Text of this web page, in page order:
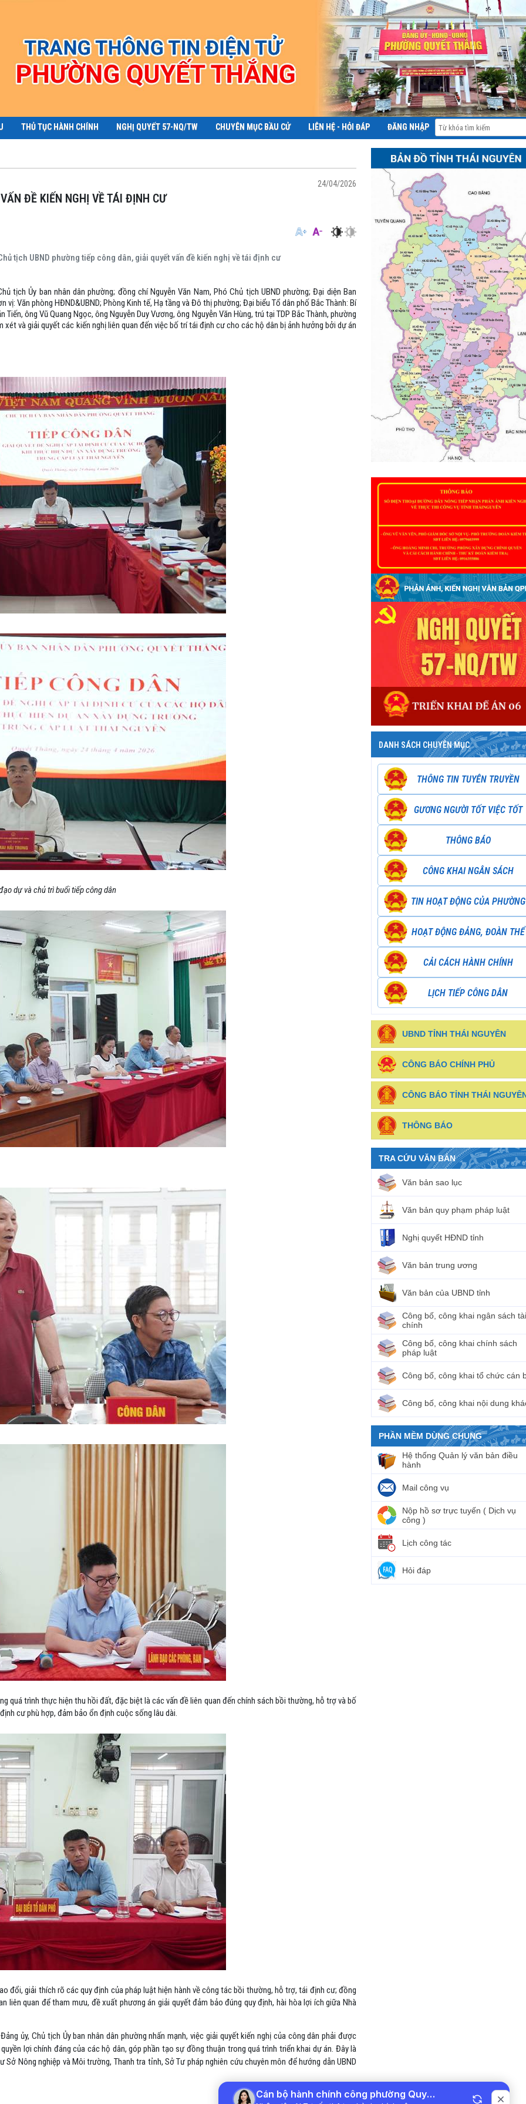
THỦ TỤC HÀNH CHÍNH NGHỊ QUYẾT 57-NQ/TW CHUYÊN MỤC BẦU CỬ LIÊN HỆ - HỎI ĐÁP ĐĂNG NHẬP ĐỀ ÁN 06
24/04/2026
VẤN ĐỀ KIẾN NGHỊ VỀ TÁI ĐỊNH CƯ
tịch UBND phường tiếp công dân, giải quyết vấn đề kiến nghị về tái định cư
tịch Ủy ban nhân dân phường; đồng chí Nguyễn Văn Nam, Phó Chủ tịch UBND phường; Đại diện Ban
Văn phòng HĐND&UBND; Phòng Kinh tế, Hạ tầng và Đô thị phường; Đại biểu Tổ dân phố Bắc Thành: Bí
ông Vũ Quang Ngọc, ông Nguyễn Duy Vương, ông Nguyễn Văn Hùng, trú tại TDP Bắc Thành, phường
và giải quyết các kiến nghị liên quan đến việc bố trí tái định cư cho các hộ dân bị ảnh hưởng bởi dự án
dự và chủ trì buổi tiếp công dân
quá trình thực hiện thu hồi đất, đặc biệt là các vấn đề liên quan đến chính sách bồi thường, hỗ trợ và bố
cư phù hợp, đảm bảo ổn định cuộc sống lâu dài.
đổi, giải thích rõ các quy định của pháp luật hiện hành về công tác bồi thường, hỗ trợ, tái định cư; đồng
quan để tham mưu, đề xuất phương án giải quyết đảm bảo đúng quy định, hài hòa lợi ích giữa Nhà
ủy, Chủ tịch Ủy ban nhân dân phường nhấn mạnh, việc giải quyết kiến nghị của công dân phải được
lợi chính đáng của các hộ dân, góp phần tạo sự đồng thuận trong quá trình triển khai dự án. Đây là
Nông nghiệp và Môi trường, Thanh tra tỉnh, Sở Tư pháp nghiên cứu chuyên môn để hướng dẫn UBND
Ngọc Hưng
DANH SÁCH CHUYÊN MỤC
THÔNG TIN TUYÊN TRUYỀN
GƯƠNG NGƯỜI TỐT VIỆC TỐT
THÔNG BÁO
CÔNG KHAI NGÂN SÁCH
TIN HOẠT ĐỘNG CỦA PHƯỜNG
HOẠT ĐỘNG ĐẢNG, ĐOÀN THỂ
CẢI CÁCH HÀNH CHÍNH
LỊCH TIẾP CÔNG DÂN
UBND TỈNH THÁI NGUYÊN
CÔNG BÁO CHÍNH PHỦ
CÔNG BÁO TỈNH THÁI
THÔNG BÁO
TRA CỨU VĂN BẢN
Văn bản sao lục
Văn bản quy phạm pháp luật
Nghị quyết HĐND tỉnh
Văn bản trung ương
Văn bản của UBND tỉnh
Công bố, công khai ngân sách tài
chính
Công bố, công khai chính sách
pháp luật
Công bố, công khai tổ chức cán
Công bố, công khai nội dung
PHẦN MỀM DÙNG CHUNG
Hệ thống Quản lý văn bản điều
hành
Mail công vụ
Nộp hồ sơ trực tuyến ( Dịch vụ
công )
Lịch công tác
Hỏi đáp